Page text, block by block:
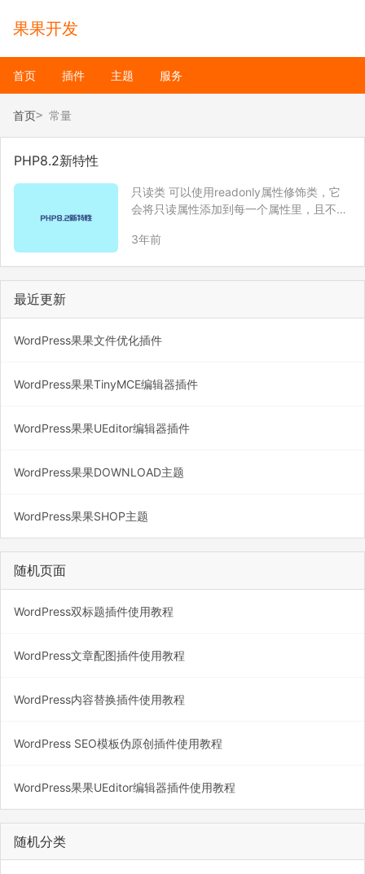
果果开发
首页 插件 主题 服务
首页 常量
PHP8.2新特性
只读类 可以使用readonly属性修饰类，它
会将只读属性添加到每一个属性里，且不允
wDynamicProperties]来创建动态属性。 re
3年前
最近更新
WordPress果果文件优化插件
WordPress果果TinyMCE编辑器插件
WordPress果果UEditor编辑器插件
WordPress果果DOWNLOAD主题
WordPress果果SHOP主题
随机页面
WordPress双标题插件使用教程
WordPress文章配图插件使用教程
WordPress内容替换插件使用教程
WordPress SEO模板伪原创插件使用教程
WordPress果果UEditor编辑器插件使用教程
随机分类